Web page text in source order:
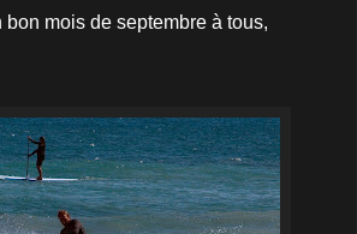
mois de septembre à tous,